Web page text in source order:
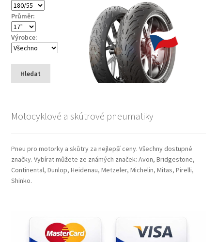
Průměr:
Výrobce:
Hledat
Motocyklové a skútrové pneumatiky
Pneu pro motorky a skůtry za nejlepší ceny. Všechny dostupné
značky. Vybírat můžete ze známých značek: Avon, Bridgestone,
Continental, Dunlop, Heidenau, Metzeler, Michelin, Mitas, Pirelli,
Shinko.